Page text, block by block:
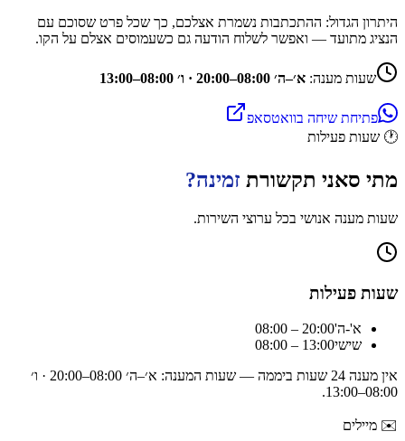
היתרון הגדול: ההתכתבות נשמרת אצלכם, כך שכל פרט שסוכם עם
הנציג מתועד — ואפשר לשלוח הודעה גם כשעמוסים אצלם על הקו.
שעות מענה: א׳–ה׳ 08:00–20:00 · ו׳ 08:00–13:00
פתיחת שיחה בוואטסאפ
🕐 שעות פעילות
מתי סאני תקשורת זמינה?
שעות מענה אנושי בכל ערוצי השירות.
שעות פעילות
א'-ה'08:00 – 20:00
שישי08:00 – 13:00
אין מענה 24 שעות ביממה — שעות המענה:
א׳–ה׳ 08:00–20:00 · ו׳
08:00–13:00
.
✉️ מיילים